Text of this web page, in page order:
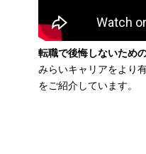
転職で後悔しないため
みらいキャリアをより
をご紹介しています。